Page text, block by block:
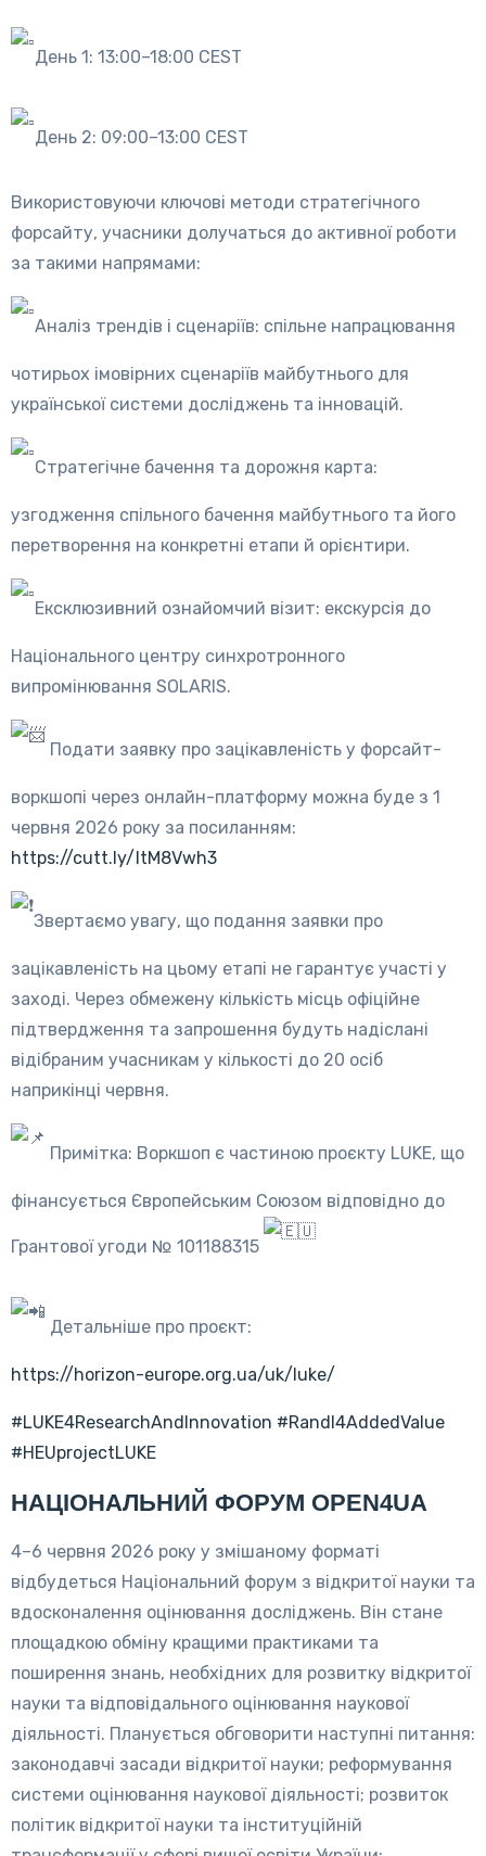
День 1: 13:00–18:00 CEST
День 2: 09:00–13:00 CEST
Використовуючи ключові методи стратегічного
форсайту, учасники долучаться до активної роботи
за такими напрямами:
Аналіз трендів і сценаріїв: спільне напрацювання
чотирьох імовірних сценаріїв майбутнього для
української системи досліджень та інновацій.
Стратегічне бачення та дорожня карта:
узгодження спільного бачення майбутнього та його
перетворення на конкретні етапи й орієнтири.
Ексклюзивний ознайомчий візит: екскурсія до
Національного центру синхротронного
випромінювання SOLARIS.
Подати заявку про зацікавленість у форсайт-
воркшопі через онлайн-платформу можна буде з 1
червня 2026 року за посиланням:
https://cutt.ly/ItM8Vwh3
Звертаємо увагу, що подання заявки про
зацікавленість на цьому етапі не гарантує участі у
заході. Через обмежену кількість місць офіційне
підтвердження та запрошення будуть надіслані
відібраним учасникам у кількості до 20 осіб
наприкінці червня.
Примітка: Воркшоп є частиною проєкту LUKE, що
фінансується Європейським Союзом відповідно до
Грантової угоди № 101188315
Детальніше про проєкт:
https://horizon-europe.org.ua/uk/luke/
#LUKE4ResearchAndInnovation #RandI4AddedValue
#HEUprojectLUKE
НАЦІОНАЛЬНИЙ ФОРУМ OPEN4UA
4–6 червня 2026 року у змішаному форматі
відбудеться Національний форум з відкритої науки та
вдосконалення оцінювання досліджень. Він стане
площадкою обміну кращими практиками та
поширення знань, необхідних для розвитку відкритої
науки та відповідального оцінювання наукової
діяльності. Планується обговорити наступні питання:
законодавчі засади відкритої науки; реформування
системи оцінювання наукової діяльності; розвиток
політик відкритої науки та інституційній